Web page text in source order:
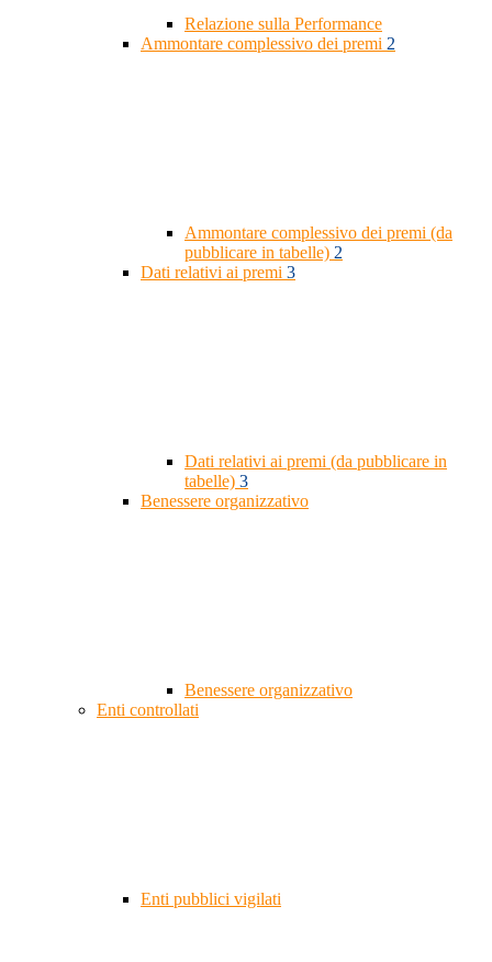
Relazione sulla Performance
Ammontare complessivo dei premi 2
Ammontare complessivo dei premi (da
pubblicare in tabelle) 2
Dati relativi ai premi 3
Dati relativi ai premi (da pubblicare in
tabelle) 3
Benessere organizzativo
Benessere organizzativo
Enti controllati
Enti pubblici vigilati